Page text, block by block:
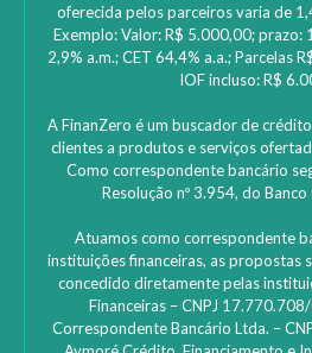
oferecida pelos parceiros varia de
Exemplo: Valor: R$ 5.000,00; prazo:
2,9% a.m.; CET 64,4% a.a.; Parcelas
IOF incluso: R$
A FinanZero é um buscador de
clientes a produtos e serviços
Como correspondente bancário
Resolução nº 3.954, do
Atuamos como correspondente
instituições financeiras, as propostas
concedido diretamente pelas
Financeiras – CNPJ
Correspondente Bancário Ltda. –